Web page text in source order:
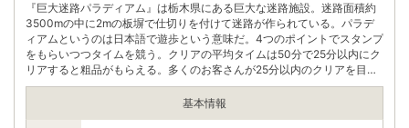
『巨大迷路パラディアム』は栃木県にある巨大な迷路施設。迷路面積約
3500mの中に2mの板塀で仕切りを付けて迷路が作られている。パラデ
ィアムというのは日本語で遊歩という意味だ。4つのポイントでスタンプ
をもらいつつタイムを競う。クリアの平均タイムは50分で25分以内にク
リアすると粗品がもらえる。多くのお客さんが25分以内のクリアを目指
すが、子どもたちにはなかなか難しい。迷路内にある高台からコースを
見られるが、思うように進むことができない。子どもから大人まで楽し
基本情報